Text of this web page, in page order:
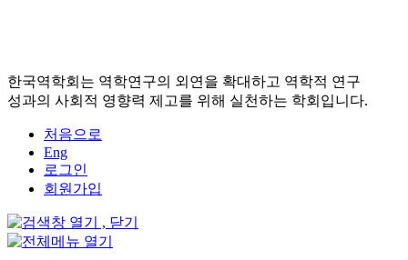
한국역학회는 역학연구의 외연을 확대하고 역학적 연구
성과의 사회적 영향력 제고를 위해 실천하는 학회입니다.
처음으로
Eng
로그인
회원가입